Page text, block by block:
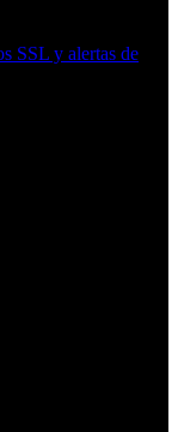
SSL y alertas de